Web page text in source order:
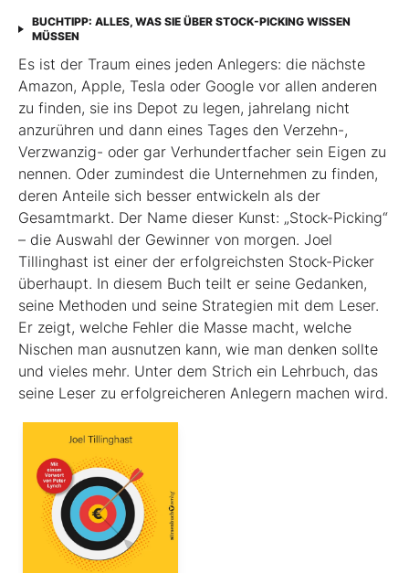
BUCHTIPP: ALLES, WAS SIE ÜBER STOCK-PICKING WISSEN
MÜSSEN
Es ist der Traum eines jeden Anlegers: die nächste
Amazon, Apple, Tesla oder Google vor allen anderen
zu finden, sie ins Depot zu legen, jahrelang nicht
anzurühren und dann eines Tages den Verzehn-,
Verzwanzig- oder gar Verhundertfacher sein Eigen zu
nennen. Oder zumindest die Unternehmen zu finden,
deren Anteile sich besser entwickeln als der
Gesamtmarkt. Der Name dieser Kunst: „Stock-Picking“
– die Auswahl der Gewinner von morgen. Joel
Tillinghast ist einer der erfolgreichsten Stock-Picker
überhaupt. In diesem Buch teilt er seine Gedanken,
seine Methoden und seine Strategien mit dem Leser.
Er zeigt, welche Fehler die Masse macht, welche
Nischen man ausnutzen kann, wie man denken sollte
und vieles mehr. Unter dem Strich ein Lehrbuch, das
seine Leser zu erfolgreicheren Anlegern machen wird.